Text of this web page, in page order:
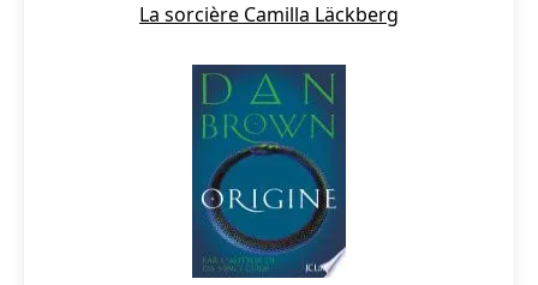
La sorcière Camilla Läckberg